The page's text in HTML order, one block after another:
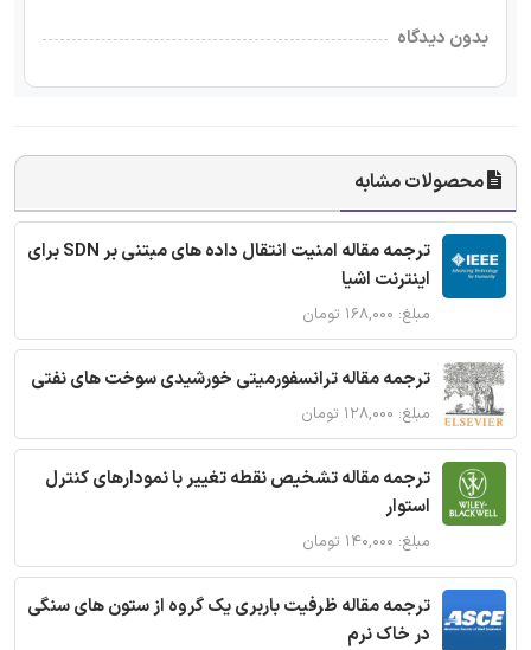
بدون دیدگاه
محصولات مشابه
ترجمه مقاله امنیت انتقال داده های مبتنی بر SDN برای
اینترنت اشیا
مبلغ: ۱۶۸,۰۰۰ تومان
ترجمه مقاله ترانسفورمیتی خورشیدی سوخت های نفتی
مبلغ: ۱۲۸,۰۰۰ تومان
ترجمه مقاله تشخیص نقطه تغییر با نمودارهای کنترل
استوار
مبلغ: ۱۴۰,۰۰۰ تومان
ترجمه مقاله ظرفیت باربری یک گروه از ستون های سنگی
در خاک نرم